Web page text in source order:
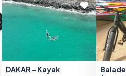
DAKAR – Kayak